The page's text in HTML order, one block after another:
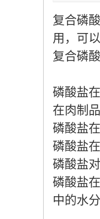
复合磷
用，可
复合磷
磷酸盐
在肉制
磷酸盐
磷酸盐
磷酸盐
磷酸盐
中的水